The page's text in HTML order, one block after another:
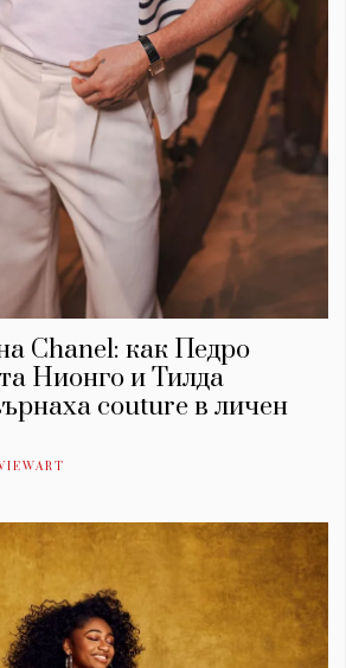
Chanel: как Педро
Нионго и Тилда
couture в личен
Условия за
ползване
За нас
Реклама
Политика за
поверителност
ModerenDom
Twitter
Pinterest
Soundcloud
харесва, можете да се абонирате за
| Всички права запазени